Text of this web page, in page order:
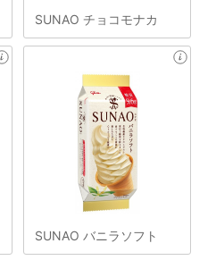
SUNAO チョコモナカ
SUNAO バニラソフト